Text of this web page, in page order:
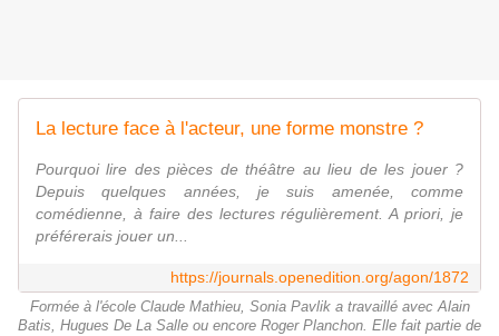
La lecture face à l'acteur, une forme monstre ?
Pourquoi lire des pièces de théâtre au lieu de les jouer ?
Depuis quelques années, je suis amenée, comme
comédienne, à faire des lectures régulièrement. A priori, je
préférerais jouer un...
https://journals.openedition.org/agon/1872
Formée à l'école Claude Mathieu, Sonia Pavlik a travaillé avec Alain
Batis, Hugues De La Salle ou encore Roger Planchon. Elle fait partie de